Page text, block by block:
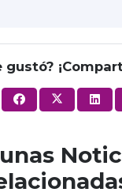
gustó?